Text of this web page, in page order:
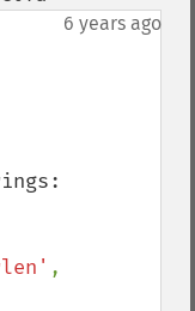
6 years ago